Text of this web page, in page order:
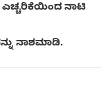
ಎಚ್ಚರಿಕೆಯಿಂದ ನಾಟಿ
ನಾಶಮಾಡಿ.